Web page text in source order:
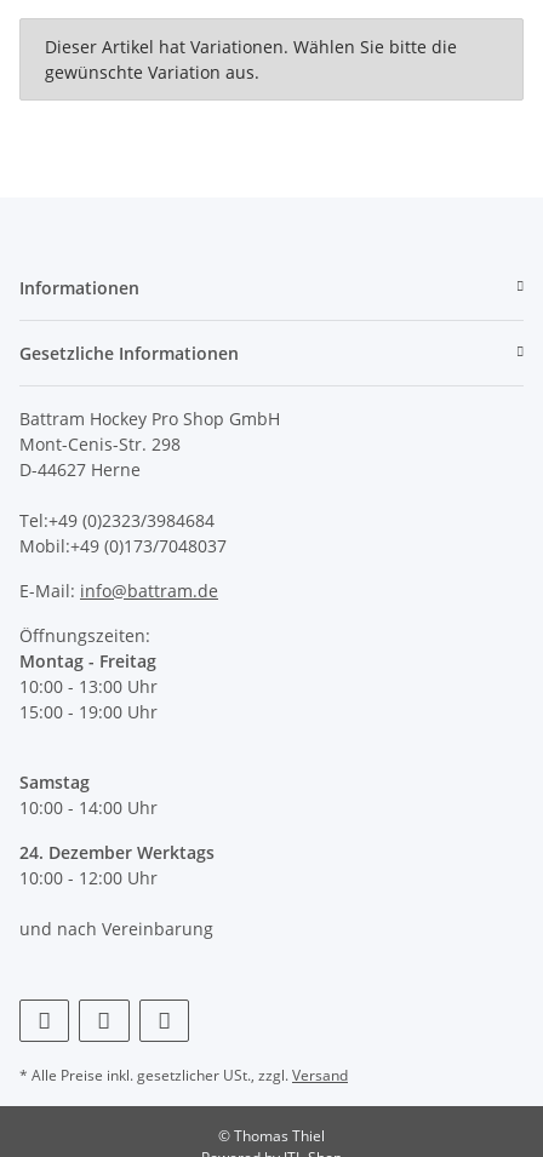
x
Dieser Artikel hat Variationen. Wählen Sie bitte die
gewünschte Variation aus.
Informationen
Gesetzliche Informationen
Battram Hockey Pro Shop GmbH
Mont-Cenis-Str. 298
D-44627 Herne
Tel:+49 (0)2323/3984684
Mobil:+49 (0)173/7048037
E-Mail: info@battram.de
Öffnungszeiten:
Montag - Freitag
10:00 - 13:00 Uhr
15:00 - 19:00 Uhr
Samstag
10:00 - 14:00 Uhr
24. Dezember Werktags
10:00 - 12:00 Uhr
und nach Vereinbarung
* Alle Preise inkl. gesetzlicher USt., zzgl.Versand
© Thomas Thiel